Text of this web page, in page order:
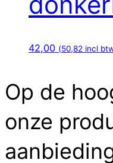
42,00 (50,82 incl
Op de
onze